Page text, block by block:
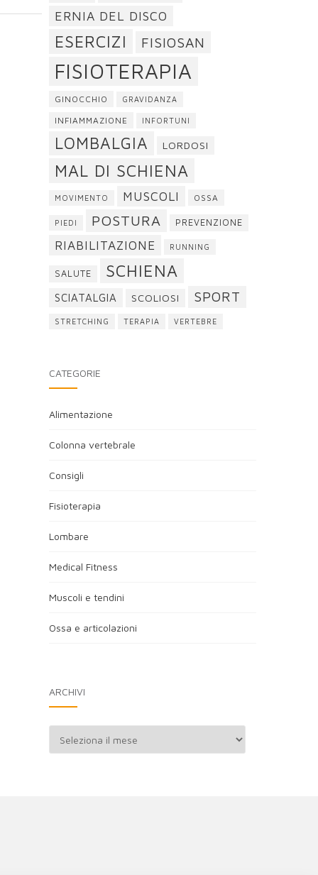
ERNIA DEL DISCO
ESERCIZI FISIOSAN
FISIOTERAPIA
GINOCCHIO GRAVIDANZA
INFIAMMAZIONE INFORTUNI
LOMBALGIA LORDOSI
MAL DI SCHIENA
MOVIMENTO MUSCOLI OSSA
PIEDI POSTURA PREVENZIONE
RIABILITAZIONE RUNNING
SALUTE SCHIENA
SCIATALGIA SCOLIOSI SPORT
STRETCHING TERAPIA VERTEBRE
CATEGORIE
Alimentazione
Colonna vertebrale
Consigli
Fisioterapia
Lombare
Medical Fitness
Muscoli e tendini
Ossa e articolazioni
ARCHIVI
Archivi